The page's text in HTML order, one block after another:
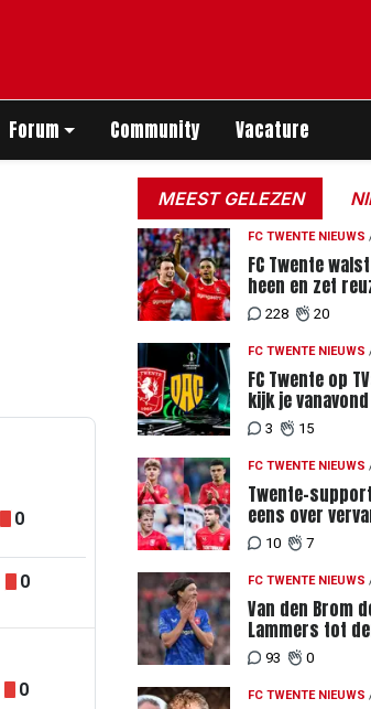
Forum Community Vacature
0
0
0
MEEST GELEZEN
FC TWENTE NIEUWS
FC Twente
heen en zet
de play-offs
228 20
FC TWENTE NIEUWS
FC Twente op
kijk je vanavond
Twente - FC DAC
3 15
FC TWENTE NIEUWS
Twente-
eens over
geblesseerde
DAC 04
10 7
FC TWENTE NIEUWS
Van den Brom
Lammers tot
Twente
93 0
FC TWENTE NIEUWS